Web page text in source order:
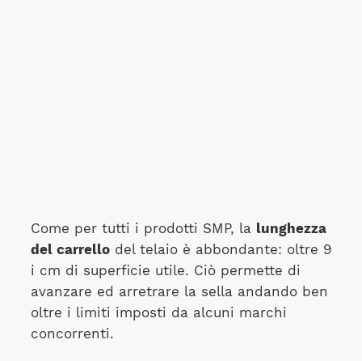
Come per tutti i prodotti SMP, la lunghezza
del carrellodel telaio è abbondante: oltre 9
i cm di superficie utile. Ciò permette di
avanzare ed arretrare la sella andando ben
oltre i limiti imposti da alcuni marchi
concorrenti.